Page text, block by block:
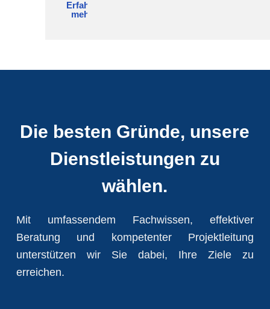
Erfahre
mehr
Die besten Gründe, unsere
Dienstleistungen zu
wählen.
Mit umfassendem Fachwissen, effektiver
Beratung und kompetenter Projektleitung
unterstützen wir Sie dabei, Ihre Ziele zu
erreichen.